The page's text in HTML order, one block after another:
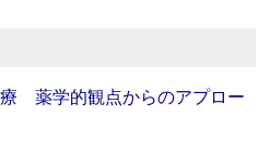
療 薬学的観点からのアプロー